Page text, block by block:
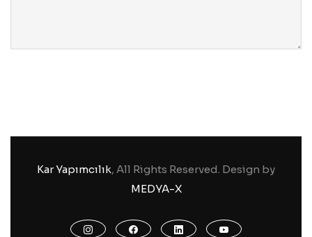
Kar Yapımcılık, All Rights Reserved. Design by
MEDYA-X